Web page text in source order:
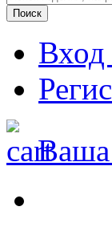
Вход
Ваша